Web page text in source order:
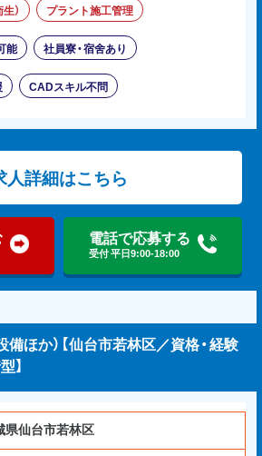
） プラント施工管理
能 社員寮・宿舍あり
CADスキル不問
人詳細はこちら
電話で応募する
受付 平日9:00-18:00
ほか）【仙台市若林区／資格・経験
】
県仙台市若林区